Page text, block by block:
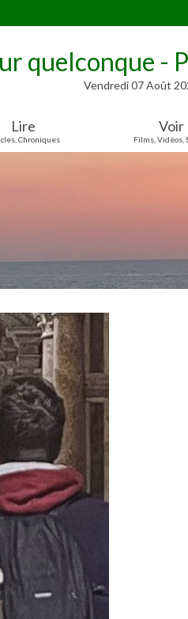
quelconque -
Vendredi 07 Août
Lire
Chroniques
Voir
Films, Vidéos,